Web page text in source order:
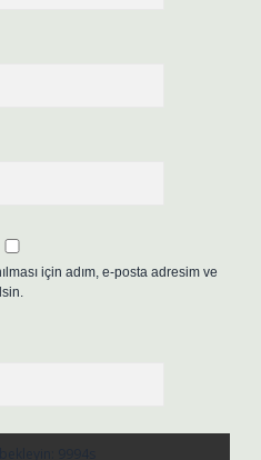
için adım, e-posta adresim ve